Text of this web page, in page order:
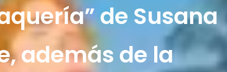
de Susana
además de la